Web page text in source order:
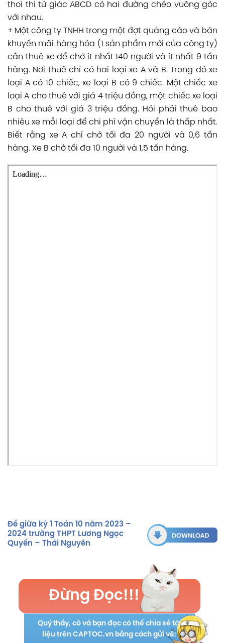
thoi thì tứ giác ABCD có hai đường chéo vuông góc
với nhau.
+ Một công ty TNHH trong một đợt quảng cáo và bán
khuyến mãi hàng hóa (1 sản phẩm mới của công ty)
cần thuê xe để chở ít nhất 140 người và ít nhất 9 tấn
hàng. Nơi thuê chỉ có hai loại xe A và B. Trong đó xe
loại A có 10 chiếc, xe loại B có 9 chiếc. Một chiếc xe
loại A cho thuê với giá 4 triệu đồng, một chiếc xe loại
B cho thuê với giá 3 triệu đồng. Hỏi phải thuê bao
nhiêu xe mỗi loại để chi phí vận chuyển là thấp nhất.
Biết rằng xe A chỉ chở tối đa 20 người và 0,6 tấn
hàng. Xe B chở tối đa 10 người và 1,5 tấn hàng.
Đề giữa kỳ 1 Toán 10 năm 2023 –
2024 trường THPT Lương Ngọc
Quyến – Thái Nguyên
Đừng Đọc!!!
Quý thầy, cô và bạn đọc có thể chia sẻ tài
liệu trên CAPTOC.vn bằng cách gửi về: